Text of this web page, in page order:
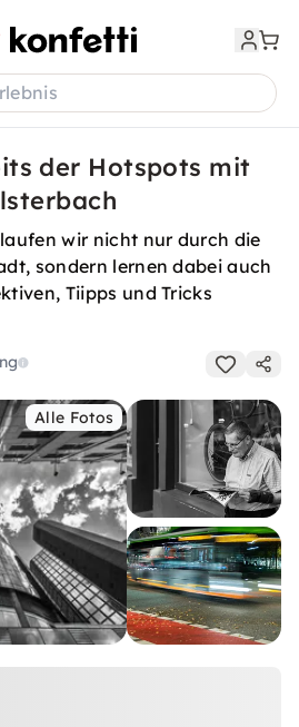
der Hotspots mit
wir nicht nur durch die
sondern lernen dabei auch
Tiipps und Tricks
Alle Fotos